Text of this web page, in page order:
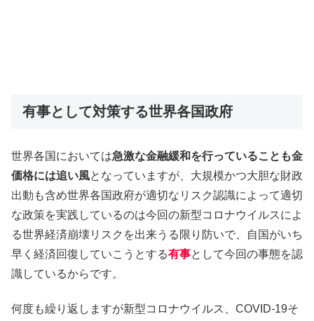
有事として対策する世界各国政府
世界各国においては急激な金融緩和を行っていることも金
価格には追い風となっていますが、大規模かつ大胆な財政
出動も含め世界各国政府が適切なリスク認識によって適切
な政策を実践しているのは今回の新型コロナウイルスによ
る世界経済崩壊リスクを出来うる限り防いで、自国がいち
早く経済回復していこうとする有事として今回の事態を認
識しているからです。
何度も繰り返しますが新型コロナウイルス、COVID-19そ